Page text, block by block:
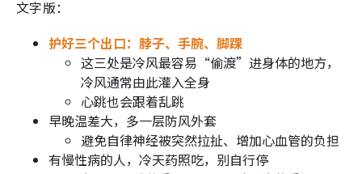
文字版：
护好三个出口：脖子、手腕、脚踝
这三处是冷风最容易“偷渡”进身体的地方，
冷风通常由此灌入全身
心跳也会跟着乱跳
早晚温差大，多一层防风外套
避免自律神经被突然拉扯、增加心血管的负担
有慢性病的人，冷天药照吃，别自行停